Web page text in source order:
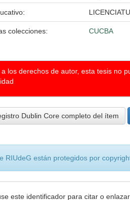
colecciones: CUCBA
los derechos de autor, esta tesis no
Dublin Core completo del ítem
RIUdeG están protegidos por
este identificador para citar o